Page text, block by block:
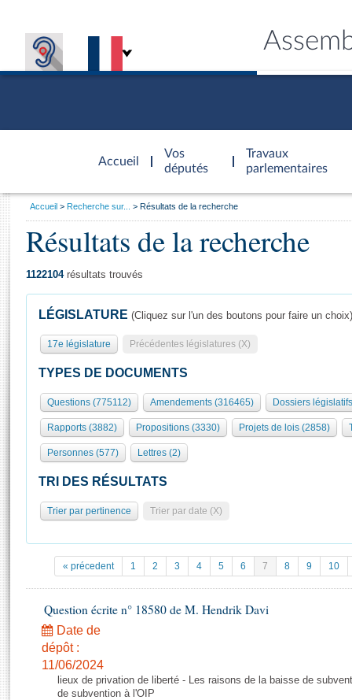
Accueil
d'accueil
Vos
députés
Travaux
parlementaires
Présidence
577 députés
Groupes politiques
Élections législatives
Séance publique
Commissions et autres organes
Europe et International
Contrôle et évaluation
Congrès
Pétitions
Documents parlementaires
Propositions de loi
Amendements
Textes adoptés
Rapports d'information
Général
Rôle et pouvoirs de l'Assemblée
Organisation de l'Assemblée
Présidence Conférence des Présidents Bureau Collège des
Statistiques et chiffres clés
Transparence et déontologie
Histoire
Juniors
Anciennes législatures
Liens vers les sites publics
Visiter l'Assemblée
Visite virtuelle du palais Bourbon
Assister à une séance
Accès des chercheurs à l’Assemblée
Les évènements
Les archives
Photos libres de droit
Vous
Accueil Recherche sur... Résultats de la recherche
Résultats de la recherche
1122104résultats trouvés
LÉGISLATURE (Cliquez sur l'un des boutons pour faire un choix)
17e législature Précédentes législatures (X)
TYPES DE DOCUMENTS
Questions (775112) Amendements (316465) Dossiers
Rapports (3882) Propositions (3330) Projets de lois (2858)
Personnes (577) Lettres (2)
TRI DES RÉSULTATS
Trier par pertinence Trier par date (X)
« précedent 1 2 3 4 5 6 7 8 9 10
Question écrite n° 18580 de M. Hendrik Davi
Date de
dépôt :
11/06/2024
lieux de privation de liberté - Les raisons de la baisse de
de subvention à l'OIP